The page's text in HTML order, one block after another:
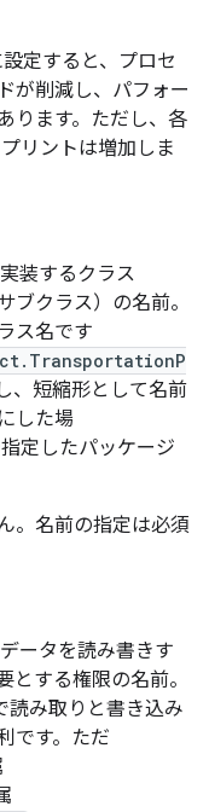
設定すると、プロセ
が削減し、パフォー
ります。ただし、各
リントは増加しま
装するクラス
ブクラス）の名前。
ス名です
、短縮形として名前
した場
定したパッケージ
。名前の指定は必須
ータを読み書きす
とする権限の名前。
読み取りと書き込み
です。ただ